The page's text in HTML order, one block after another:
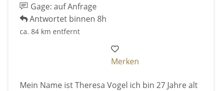
Gage: auf Anfrage
Antwortet binnen 8h
ca. 84 km entfernt
Merken
Mein Name ist Theresa Vogel ich bin 27 Jahre alt